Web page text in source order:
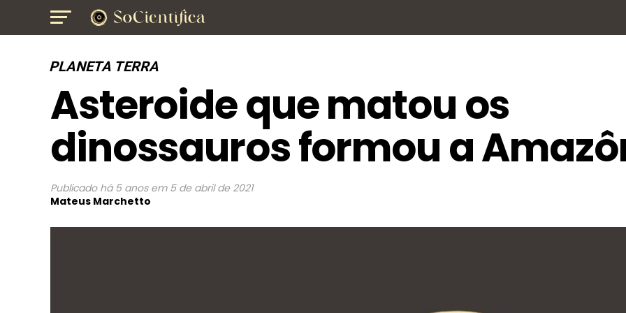
PLANETA TERRA
Asteroide que matou os
dinossauros formou a
Publicado há 5 anos em 5 de abril de 2021
Mateus Marchetto